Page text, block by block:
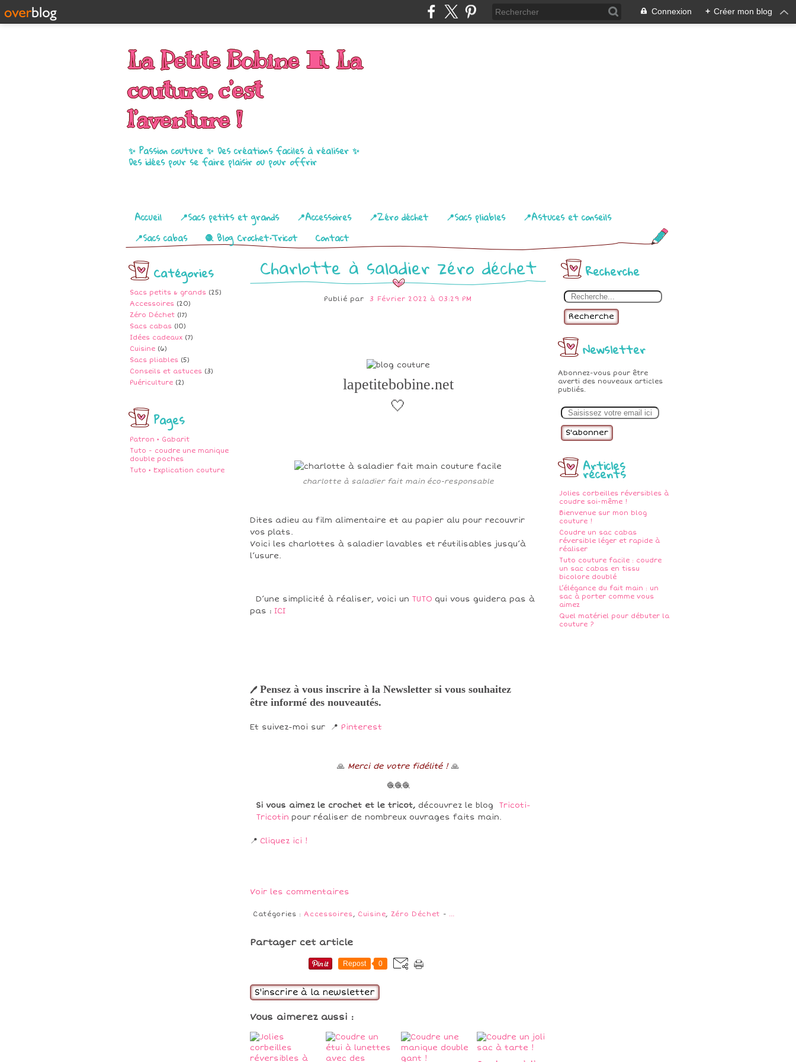
Connexion + Créer mon blog
La Petite Bobine 🧵 La
couture, c’est
l’aventure !
✨ Passion couture ✨ Des créations faciles à réaliser ✨
Des idées pour se faire plaisir ou pour offrir
Pages
Accueil 📍Sacs petits et grands 📍Accessoires 📍Zéro déchet 📍Sacs pliables
📍Astuces et conseils
📍Sacs cabas
🧶 Blog Crochet•Tricot Contact
Catégories
Sacs petits & grands (25)
Accessoires (20)
Zéro Déchet (17)
Sacs cabas (10)
Idées cadeaux (7)
Cuisine (6)
Sacs pliables (5)
Conseils et astuces (3)
Puériculture (2)
Pages
Patron • Gabarit
Tuto - coudre une manique
double poches
Tuto • Explication couture
Recherche
Recherche
Newsletter
Abonnez-vous pour être
averti des nouveaux articles
publiés.
m
Articles
récents
Jolies corbeilles réversibles à
coudre soi-même !
Bienvenue sur mon blog
couture !
Coudre un sac cabas
réversible léger et rapide à
réaliser
Tuto couture facile : coudre
un sac cabas en tissu
bicolore doublé
L’élégance du fait main : un
sac à porter comme vous
aimez
Quel matériel pour débuter la
couture ?
Charlotte à saladier zéro déchet
Publié par 3 Février 2022 à 03:29 PM
lapetitebobine.net
🤍
charlotte à saladier fait main éco-responsable
Dites adieu au film alimentaire et au papier alu pour recouvrir
vos plats.
Voici les charlottes à saladier lavables et réutilisables jusqu’à
l’usure.
D’une simplicité à réaliser, voici un TUTO qui vous guidera pas à
pas : ICI
🖊Pensez à vous inscrire à la Newsletter si vous souhaitez
être informé des nouveautés.
Et suivez-moi sur 📍 Pinterest
🙏 Merci de votre fidélité !🙏
🧶🧶🧶
Si vous aimez le crochet et le tricot, découvrez le blog Tricoti-
Tricotin pour réaliser de nombreux ouvrages faits main.
📍 Cliquez ici !
Voir les commentaires
Catégories :Accessoires, Cuisine, Zéro Déchet - …
Partager cet article
Repost 0
S'inscrire à la newsletter
Vous aimerez aussi :